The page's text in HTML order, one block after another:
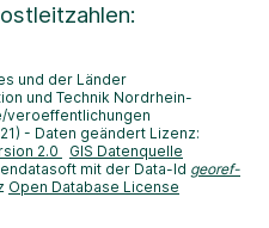
und der Länder
und Technik Nordrhein-
veroeffentlichungen
- Daten geändert Lizenz:
2.0
GIS Datenquelle
mit der Data-Id georef-
Open Database License